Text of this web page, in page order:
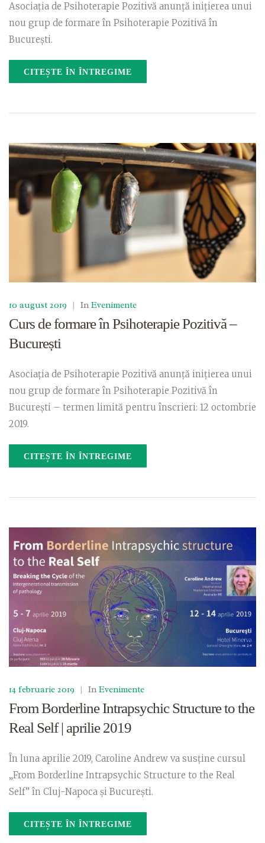
Asociația de Psihoterapie Pozitivă anunță inițierea unui
nou grup de formare în Psihoterapie Pozitivă în
București.
CITEȘTE ÎN ÎNTREGIME
10 august 2019 | In Evenimente
Curs de formare în Psihoterapie Pozitivă –
București
Asociația de Psihoterapie Pozitivă anunță inițierea unui
nou grup de formare în Psihoterapie Pozitivă în
București – termen limită pentru înscrieri: 12 octombrie
2019.
CITEȘTE ÎN ÎNTREGIME
14 februarie 2019 | In Evenimente
From Borderline Intrapsychic Structure to the
Real Self | aprilie 2019
În luna aprilie 2019, Caroline Andrew va susține cursul
„From Borderline Intrapsychic Structure to the Real
Self” în Cluj-Napoca și București.
CITEȘTE ÎN ÎNTREGIME